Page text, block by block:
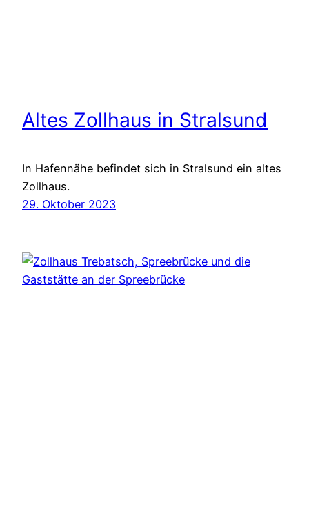
Altes Zollhaus in Stralsund
In Hafennähe befindet sich in Stralsund ein altes
Zollhaus.
29. Oktober 2023